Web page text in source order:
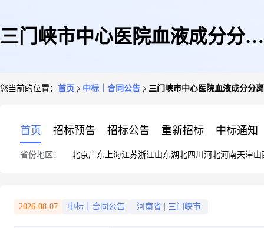
三门峡市中心医院血液成分分离
您当前的位置： 首页 中标｜合同公告 三门峡市中心医院血液成分分
首页 招标预告 招标公告 重新招标 中标通知
省份地区： 北京广东 上海江苏浙江山东湖北四川 河北河南天津山
2026-08-07 中标｜合同公告 河南省 三门峡市